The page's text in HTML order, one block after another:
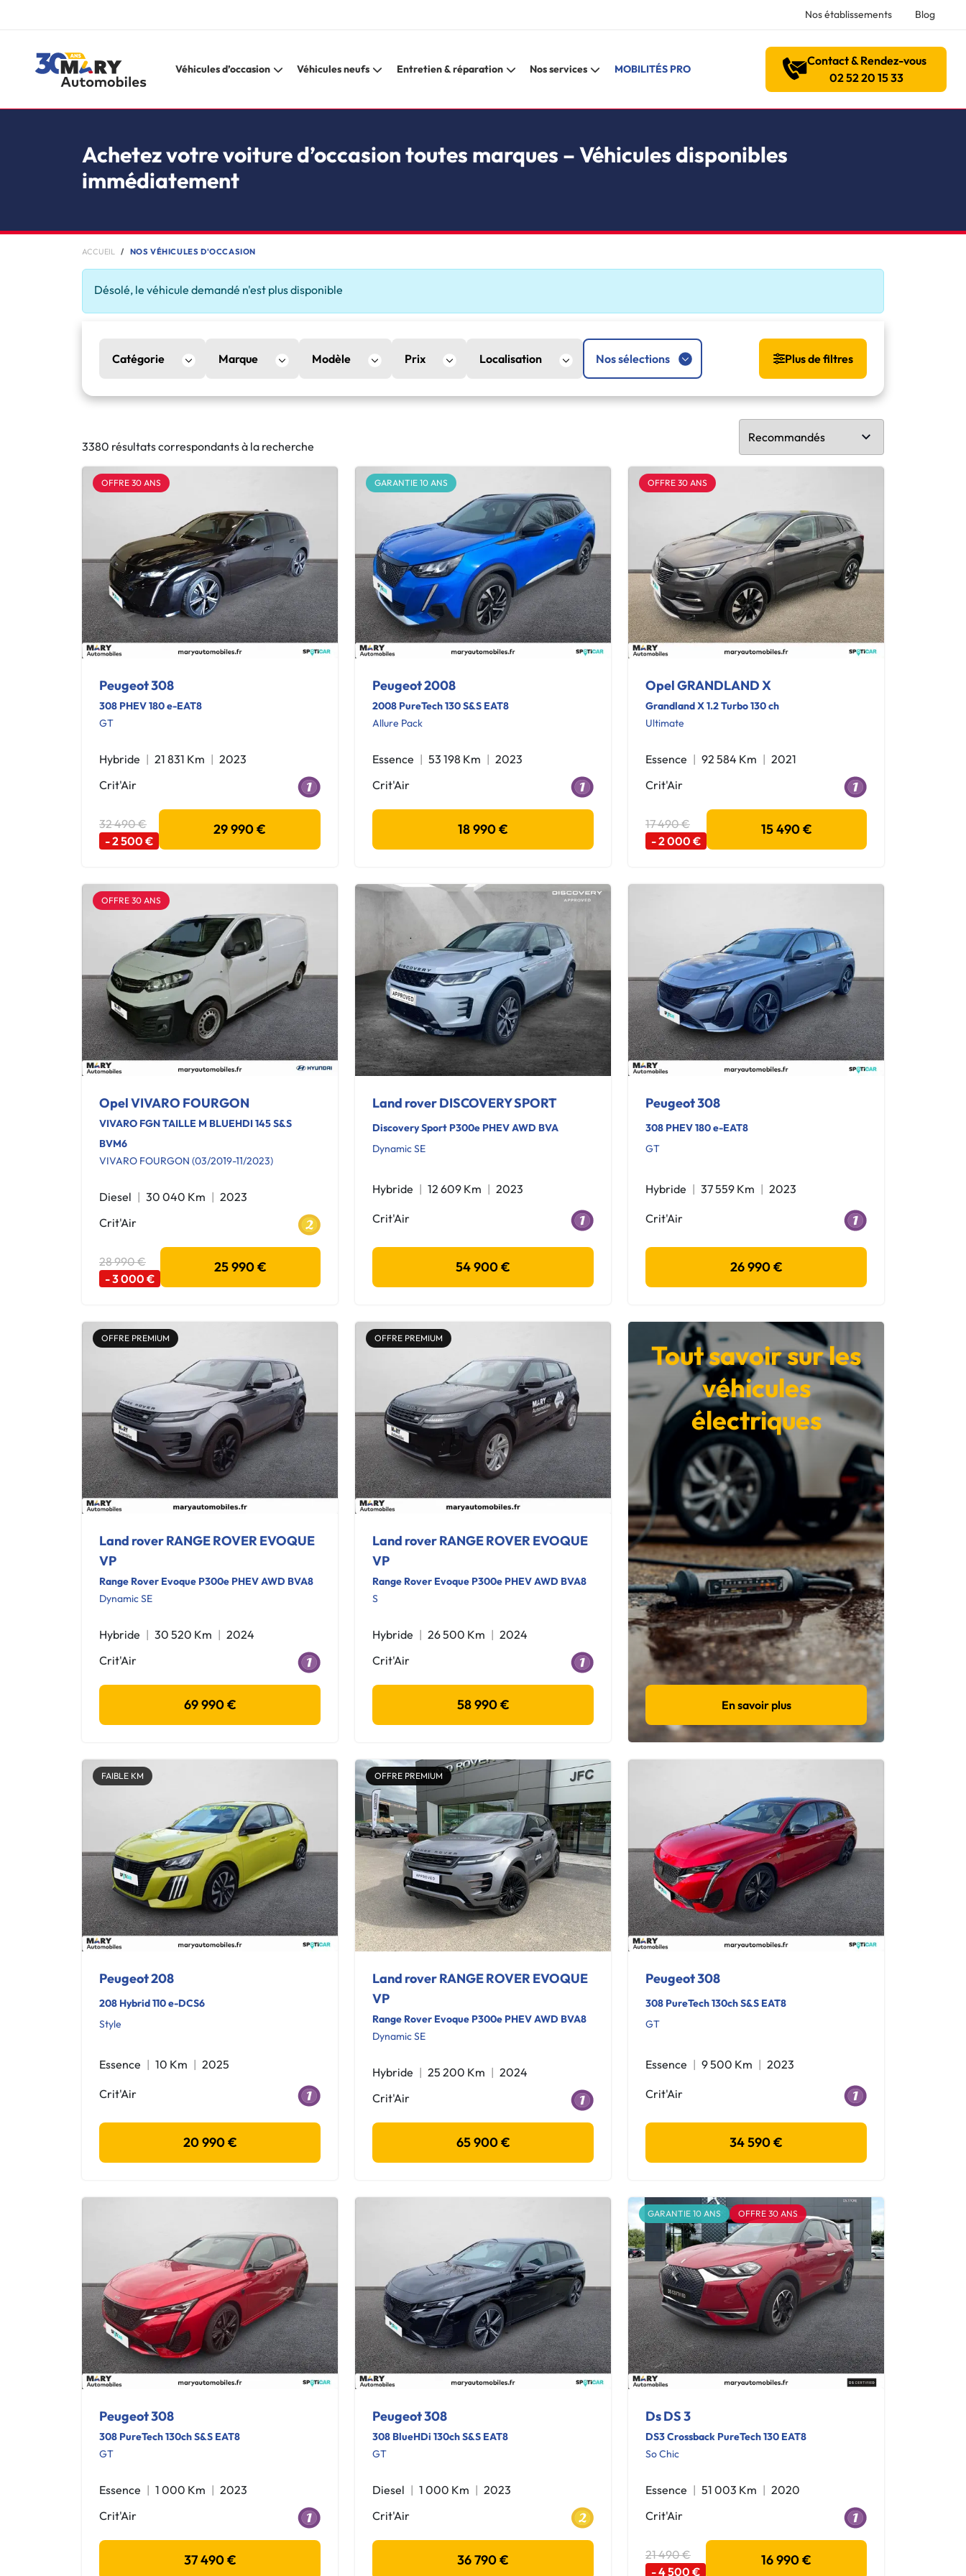
Nos établissements Blog
Véhicules d’occasion Véhicules neufs Entretien & réparation Nos services MOBILITÉS PRO
Contact & Rendez-vous
02 52 20 15 33
Achetez votre voiture d’occasion toutes marques – Véhicules disponibles
immédiatement
ACCUEIL NOS VÉHICULES D'OCCASION
Désolé, le véhicule demandé n'est plus disponible
Catégorie Marque Modèle Prix Localisation Nos sélections Plus de filtres
3380 résultats correspondants à la recherche
OFFRE 30 ANS
Peugeot 308
308 PHEV 180 e-EAT8
GT
Hybride 21 831 Km
2023
Crit'Air
32 490 €
- 2 500 €
29 990 €
GARANTIE 10 ANS
Peugeot 2008
2008 PureTech 130 S&S EAT8
Allure Pack
Essence 53 198 Km
2023
Crit'Air
18 990 €
OFFRE 30 ANS
Opel GRANDLAND X
Grandland X 1.2 Turbo 130 ch
Ultimate
Essence 92 584 Km
2021
Crit'Air
17 490 €
- 2 000 €
15 490 €
OFFRE 30 ANS
Opel VIVARO FOURGON
VIVARO FGN TAILLE M BLUEHDI 145 S&S
BVM6
VIVARO FOURGON (03/2019-11/2023)
Diesel 30 040 Km
2023
Crit'Air
28 990 €
- 3 000 €
25 990 €
Land rover DISCOVERY SPORT
Discovery Sport P300e PHEV AWD BVA
Dynamic SE
Hybride 12 609 Km 2023
Crit'Air
54 900 €
Peugeot 308
308 PHEV 180 e-EAT8
GT
Hybride 37 559 Km 2023
Crit'Air
26 990 €
OFFRE PREMIUM
Land rover RANGE ROVER EVOQUE
VP
Range Rover Evoque P300e PHEV AWD BVA8
Dynamic SE
Hybride 30 520 Km
2024
Crit'Air
69 990 €
OFFRE PREMIUM
Land rover RANGE ROVER EVOQUE
VP
Range Rover Evoque P300e PHEV AWD BVA8
S
Hybride 26 500 Km
2024
Crit'Air
58 990 €
Tout savoir sur les
véhicules
électriques
En savoir plus
FAIBLE KM
Peugeot 208
208 Hybrid 110 e-DCS6
Style
Essence 10 Km 2025
Crit'Air
20 990 €
OFFRE PREMIUM
Land rover RANGE ROVER EVOQUE
VP
Range Rover Evoque P300e PHEV AWD BVA8
Dynamic SE
Hybride 25 200 Km
2024
Crit'Air
65 900 €
Peugeot 308
308 PureTech 130ch S&S EAT8
GT
Essence 9 500 Km 2023
Crit'Air
34 590 €
Peugeot 308
308 PureTech 130ch S&S EAT8
GT
Essence 1 000 Km
2023
Crit'Air
37 490 €
Peugeot 308
308 BlueHDi 130ch S&S EAT8
GT
Diesel 1 000 Km
2023
Crit'Air
36 790 €
GARANTIE 10 ANS OFFRE 30 ANS
Ds DS 3
DS3 Crossback PureTech 130 EAT8
So Chic
Essence 51 003 Km
2020
Crit'Air
21 490 €
- 4 500 €
16 990 €